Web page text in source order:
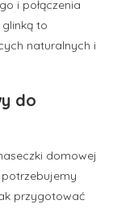
i połączenia
to
naturalnych i
do
domowej
przygotować